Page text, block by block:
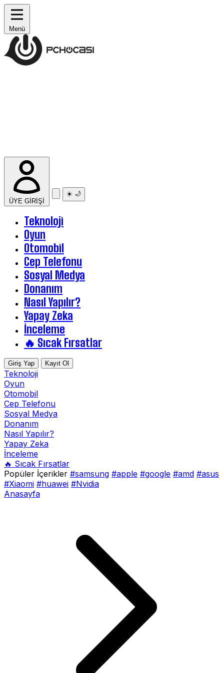
Menü
ÜYE GİRİŞİ
☀️ 🌙
Teknoloji
Oyun
Otomobil
Cep Telefonu
Sosyal Medya
Donanım
Nasıl Yapılır?
Yapay Zeka
İnceleme
🔥 Sıcak Fırsatlar
Giriş Yap Kayıt Ol
Teknoloji
Oyun
Otomobil
Cep Telefonu
Sosyal Medya
Donanım
Nasıl Yapılır?
Yapay Zeka
İnceleme
🔥 Sıcak Fırsatlar
Popüler İçerikler #samsung #apple #google #amd #asus
#Xiaomi #huawei #Nvidia
Anasayfa